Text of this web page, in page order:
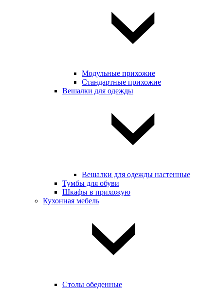
Модульные прихожие
Стандартные прихожие
Вешалки для одежды
Вешалки для одежды настенные
Тумбы для обуви
Шкафы в прихожую
Кухонная мебель
Столы обеденные